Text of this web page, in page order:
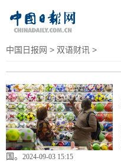
中国日报网 > 双语财讯 >
国。 2024-09-03 15:15